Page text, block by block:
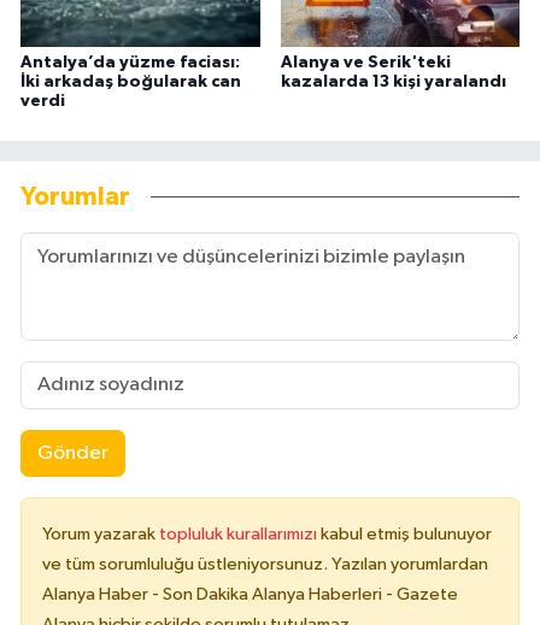
Antalya’da yüzme faciası:
İki arkadaş boğularak can
verdi
Alanya ve Serik'teki
kazalarda 13 kişi yaralandı
Yorumlar
Gönder
Yorum yazarak topluluk kurallarımızı kabul etmiş bulunuyor
ve tüm sorumluluğu üstleniyorsunuz. Yazılan yorumlardan
Alanya Haber - Son Dakika Alanya Haberleri - Gazete